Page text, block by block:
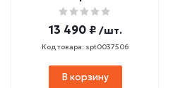
13 490 ₽ /шт.
Код товара: spt0037506
В корзину